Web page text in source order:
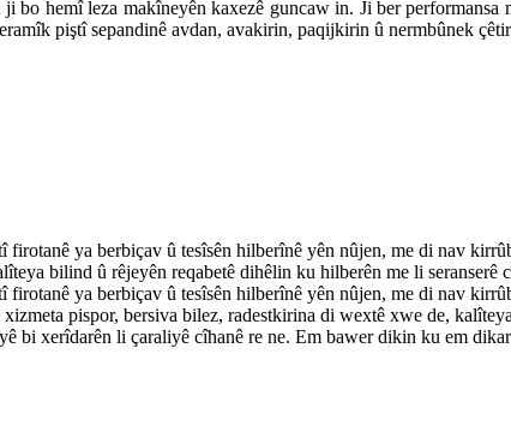
bo hemî leza makîneyên kaxezê guncaw in. Ji ber
piştî sepandinê avdan, avakirin, paqijkirin û nermbûnek
ya berbiçav û tesîsên hilberînê yên nûjen, me di nav
bilind û rêjeyên reqabetê dihêlin ku hilberên me li
ya berbiçav û tesîsên hilberînê yên nûjen, me di nav
pispor, bersiva bilez, radestkirina di wextê xwe de,
bi xerîdarên li çaraliyê cîhanê re ne. Em bawer dikin ku em